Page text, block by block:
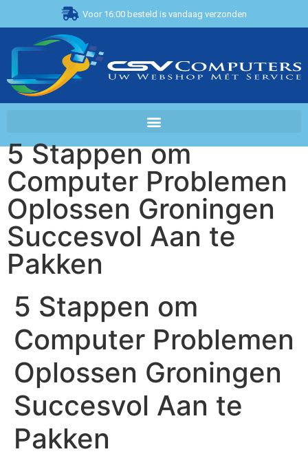
Voor 16:00 besteld is vandaag verzonden
5 Stappen om
Computer Problemen
Oplossen Groningen
Succesvol Aan te
Pakken
5 Stappen om
Computer Problemen
Oplossen Groningen
Succesvol Aan te
Pakken